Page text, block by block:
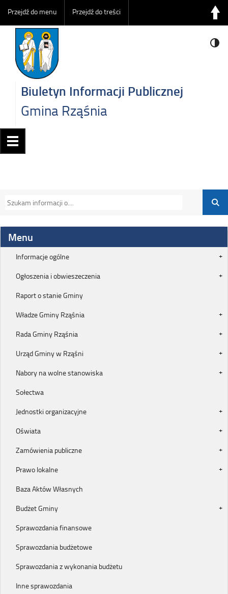
Przejdź do menu Przejdź do treści
Biuletyn Informacji Publicznej
Gmina Rząśnia
Menu
Informacje ogólne
Ogłoszenia i obwieszeczenia
Raport o stanie Gminy
Władze Gminy Rząśnia
Rada Gminy Rząśnia
Urząd Gminy w Rząśni
Nabory na wolne stanowiska
Sołectwa
Jednostki organizacyjne
Oświata
Zamówienia publiczne
Prawo lokalne
Baza Aktów Własnych
Budżet Gminy
Sprawozdania finansowe
Sprawozdania budżetowe
Sprawozdania z wykonania budżetu
Inne sprawozdania